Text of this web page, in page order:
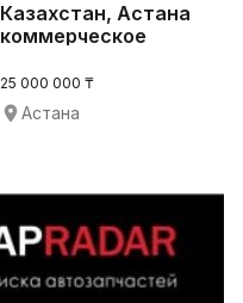
Казахстан, Астана
коммерческое
25 000 000 ₸
Астана